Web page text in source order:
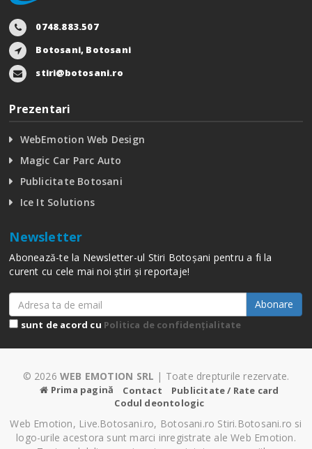
0748.883.507
Botosani, Botosani
stiri@botosani.ro
Prezentari
WebEmotion Web Design
Magic Car Parc Auto
Publicitate Botosani
Ice It Solutions
Newsletter
Abonează-te la Newsletter-ul Stiri Botoșani pentru a fi la
curent cu cele mai noi știri și reportaje!
Abonare
sunt de acord cu Politica de confidențialitate
© 2026 WEB EMOTION SRL | Toate drepturile rezervate.
Prima pagină Contact
Publicitate / Rate card
Codul deontologic
Web Emotion, Live.Botosani.ro, Botosani.ro Stiri.Botosani.ro si
logo-urile acestora sunt marci inregistrate ale Web Emotion.